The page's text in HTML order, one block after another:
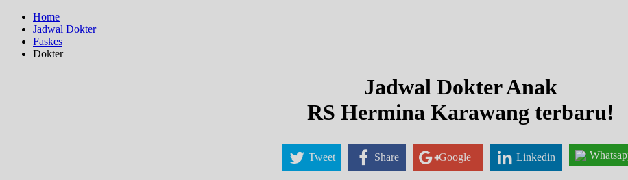
Home
Jadwal Dokter
Faskes
Dokter
Jadwal Dokter Anak
RS Hermina Karawang terbaru!
Tweet Share Google+ Linkedin